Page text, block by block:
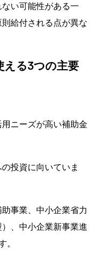
い可能性がある一
給付される点が異な
える3つの主要
ニーズが高い補助金
投資に向いていま
事業、中小企業省力
、中小企業新事業進
。